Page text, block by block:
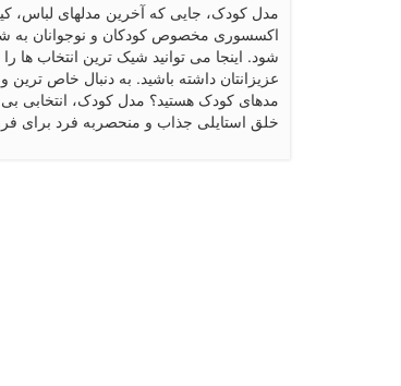
مدل کودک، جایی که آخرین مدلهای لباس،
اکسسوری مخصوص کودکان و نوجوانان به
شود. اینجا می توانید شیک ترین انتخاب ها را
عزیزانتان داشته باشید. به دنبال خاص ترین
مدهای کودک هستید؟ مدل کودک، انتخابی
خلق استایلی جذاب و منحصربه فرد برای